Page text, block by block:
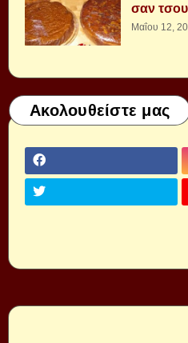
σαν
Μαΐου 12,
Ακολουθείστε μας